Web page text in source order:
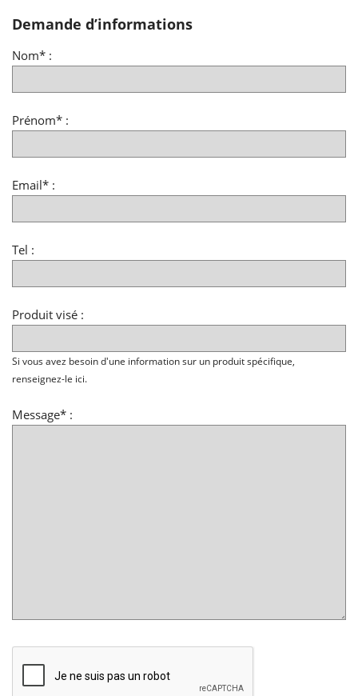
Demande d’informations
Nom* :
Prénom* :
Email* :
Tel :
Produit visé :
Si vous avez besoin d'une information sur un produit spécifique,
renseignez-le ici.
Message* :